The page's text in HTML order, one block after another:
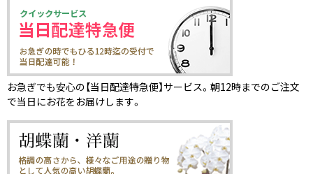
お急ぎでも安心の【当日配達特急便】サービス。朝12時までのご注文
で当日にお花をお届けします。